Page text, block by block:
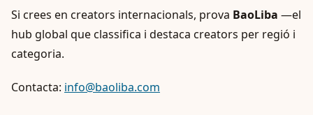
Si crees en creators internacionals, prova BaoLiba —el
hub global que classifica i destaca creators per regió i
categoria.
Contacta: info@baoliba.com